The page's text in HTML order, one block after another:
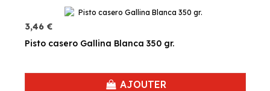
3,46 €
Pisto casero Gallina Blanca 350 gr.
AJOUTER